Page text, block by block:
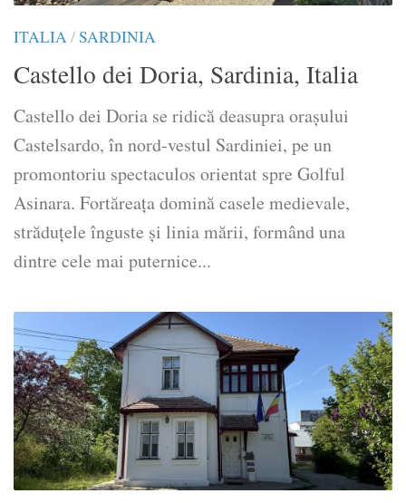
ITALIA/SARDINIA
Castello dei Doria, Sardinia, Italia
Castello dei Doria se ridică deasupra orașului
Castelsardo, în nord-vestul Sardiniei, pe un
promontoriu spectaculos orientat spre Golful
Asinara. Fortăreața domină casele medievale,
străduțele înguste și linia mării, formând una
dintre cele mai puternice...